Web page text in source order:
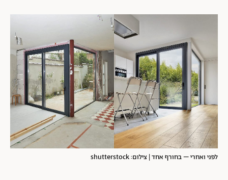
לפני ואחרי – בחורף אחד | צילום: shutterstock